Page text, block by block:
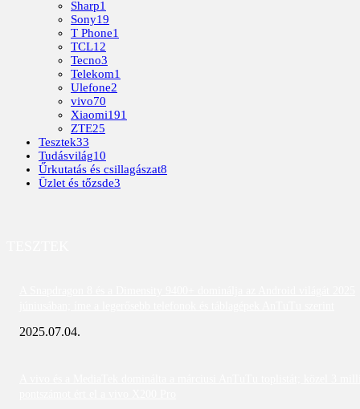
Sharp1
Sony19
T Phone1
TCL12
Tecno3
Telekom1
Ulefone2
vivo70
Xiaomi191
ZTE25
Tesztek33
Tudásvilág10
Űrkutatás és csillagászat8
Üzlet és tőzsde3
2025.07.04.